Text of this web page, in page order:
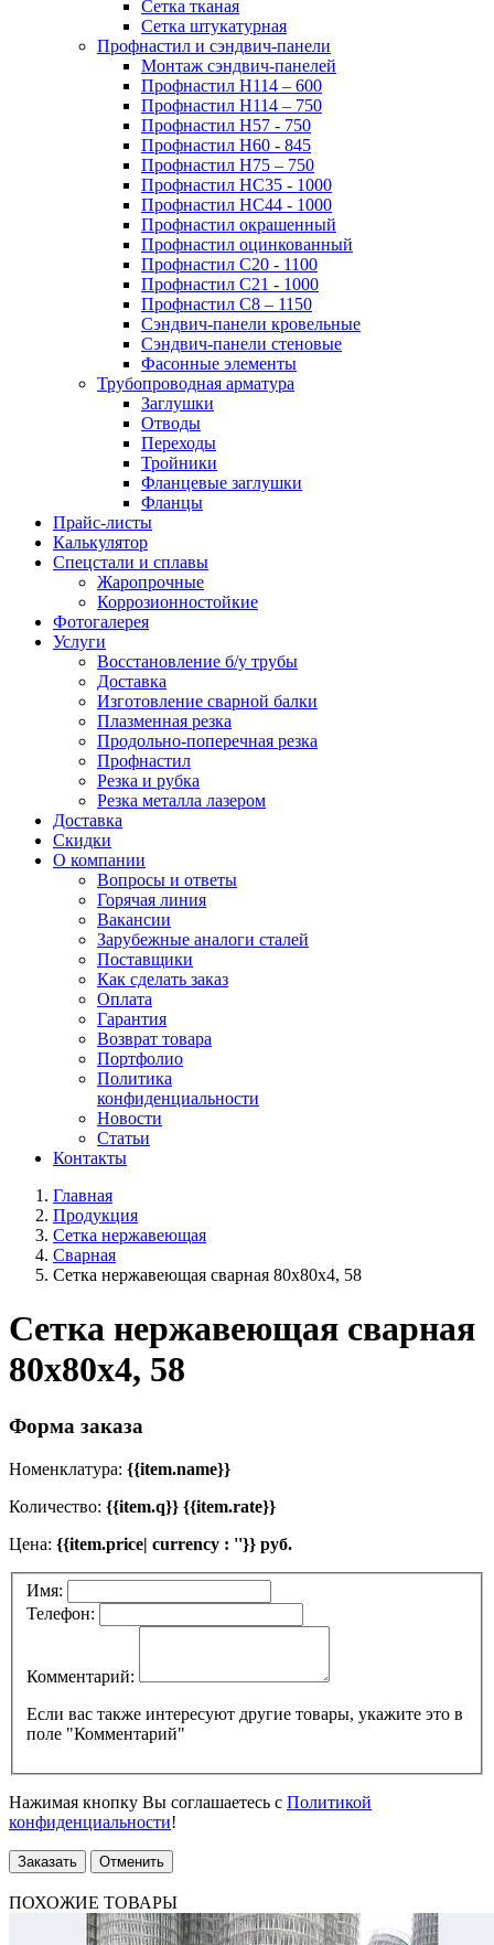
Сетка тканая
Сетка штукатурная
Профнастил и сэндвич-панели
Монтаж сэндвич-панелей
Профнастил Н114 – 600
Профнастил Н114 – 750
Профнастил Н57 - 750
Профнастил Н60 - 845
Профнастил Н75 – 750
Профнастил НС35 - 1000
Профнастил НС44 - 1000
Профнастил окрашенный
Профнастил оцинкованный
Профнастил С20 - 1100
Профнастил С21 - 1000
Профнастил С8 – 1150
Сэндвич-панели кровельные
Сэндвич-панели стеновые
Фасонные элементы
Трубопроводная арматура
Заглушки
Отводы
Переходы
Тройники
Фланцевые заглушки
Фланцы
Прайс-листы
Калькулятор
Спецстали и сплавы
Жаропрочные
Коррозионностойкие
Фотогалерея
Услуги
Восстановление б/у трубы
Доставка
Изготовление сварной балки
Плазменная резка
Продольно-поперечная резка
Профнастил
Резка и рубка
Резка металла лазером
Доставка
Скидки
О компании
Вопросы и ответы
Горячая линия
Вакансии
Зарубежные аналоги сталей
Поставщики
Как сделать заказ
Оплата
Гарантия
Возврат товара
Портфолио
Политика
конфиденциальности
Новости
Статьи
Контакты
Главная
Продукция
Сетка нержавеющая
Сварная
Сетка нержавеющая сварная 80х80х4, 58
Сетка нержавеющая сварная
80х80х4, 58
Форма заказа
Номенклатура: {{item.name}}
Количество: {{item.q}} {{item.rate}}
Цена: {{item.price| currency : ''}} руб.
Имя:
Телефон:
Комментарий:
Если вас также интересуют другие товары, укажите это в
поле "Комментарий"
Нажимая кнопку Вы соглашаетесь с Политикой
конфиденциальности!
Заказать Отменить
ПОХОЖИЕ ТОВАРЫ